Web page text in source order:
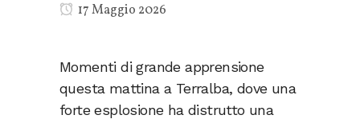
17 Maggio 2026
Momenti di grande apprensione
questa mattina a Terralba, dove una
forte esplosione ha distrutto una